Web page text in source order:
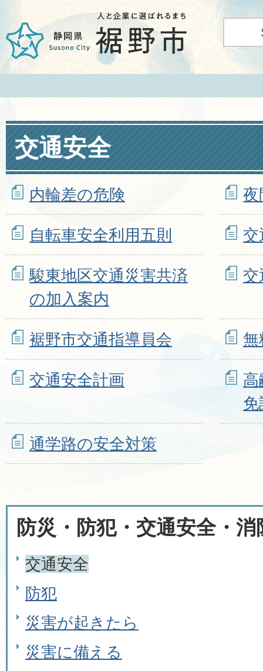
交通安全
内輪差の危険 夜
自転車安全利用五則 交
駿東地区交通災害共済
の加入案内
交
裾野市交通指導員会 無
交通安全計画
免
通学路の安全対策
防災・防犯・交通安全・
交通安全
防犯
災害が起きたら
災害に備える